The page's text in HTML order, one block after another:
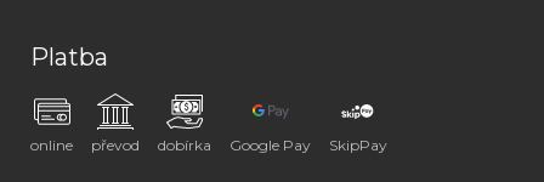
Platba
online převod dobírka Google Pay SkipPay